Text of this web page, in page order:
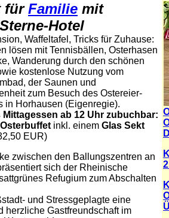
fürFamilie mit
Hotel
Waffeltafel , Tricks für Zuhause:
lösen mit Tennisbällen, Osterhasen
Wanderung durch den schönen
kostenlose Nutzung vom
der Saunen und
zum Besuch des Ostereier-
in Horhausen (Eigenregie).
ab 12 Uhr zubuchbar:
inkl. einem Glas Sekt
EUR)
zwischen den Ballungszentren an
sich der Rheinische
Refugium zum Abschalten
und Stressgeplagte eine
herzliche Gastfreundschaft im